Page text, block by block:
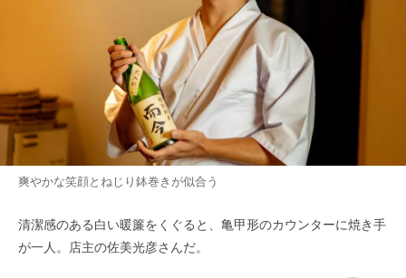
爽やかな笑顔とねじり鉢巻きが似合う
清潔感のある白い暖簾をくぐると、亀甲形のカウンターに焼き手
が一人。店主の佐美光彦さんだ。